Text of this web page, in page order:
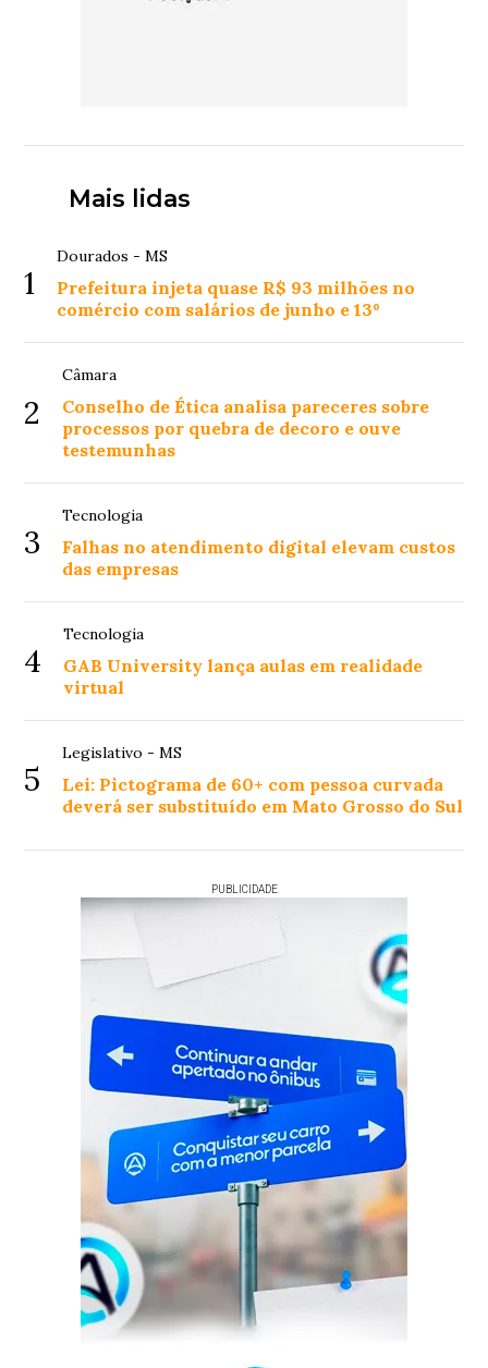
Mais lidas
1
Dourados - MS
Prefeitura injeta quase R$ 93 milhões no
comércio com salários de junho e 13º
2
Câmara
Conselho de Ética analisa pareceres sobre
processos por quebra de decoro e ouve
testemunhas
3
Tecnologia
Falhas no atendimento digital elevam custos
das empresas
4
Tecnologia
GAB University lança aulas em realidade
virtual
5
Legislativo - MS
Lei: Pictograma de 60+ com pessoa curvada
deverá ser substituído em Mato Grosso do Sul
PUBLICIDADE